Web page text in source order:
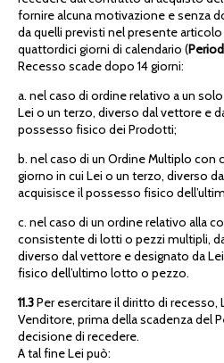
fornire alcuna motivazione e senza
da quelli previsti nel presente
quattordici giorni di calendario (
Recesso scade dopo 14 giorni:
a. nel caso di ordine relativo a un
Lei o un terzo, diverso dal vettore e
possesso fisico dei Prodotti;
b. nel caso di un Ordine Multiplo con
giorno in cui Lei o un terzo, diverso
acquisisce il possesso fisico
c. nel caso di un ordine relativo alla
consistente di lotti o pezzi multipli,
diverso dal vettore e designato da
fisico dell’ultimo lotto o pezzo.
11.3Per esercitare il diritto di recesso,
Venditore, prima della scadenza del
decisione di recedere.
A tal fine Lei può: